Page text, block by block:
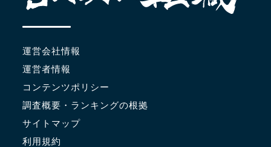
運営会社情報
運営者情報
コンテンツポリシー
調査概要・ランキングの根拠
サイトマップ
利用規約